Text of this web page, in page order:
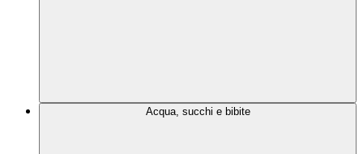
Acqua, succhi e bibite